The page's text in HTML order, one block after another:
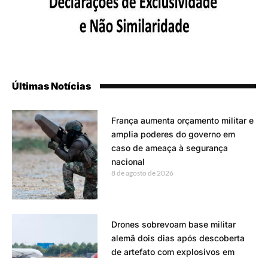
Últimas Notícias
França aumenta orçamento militar e
amplia poderes do governo em
caso de ameaça à segurança
nacional
8 de agosto de 2026
Drones sobrevoam base militar
alemã dois dias após descoberta
de artefato com explosivos em